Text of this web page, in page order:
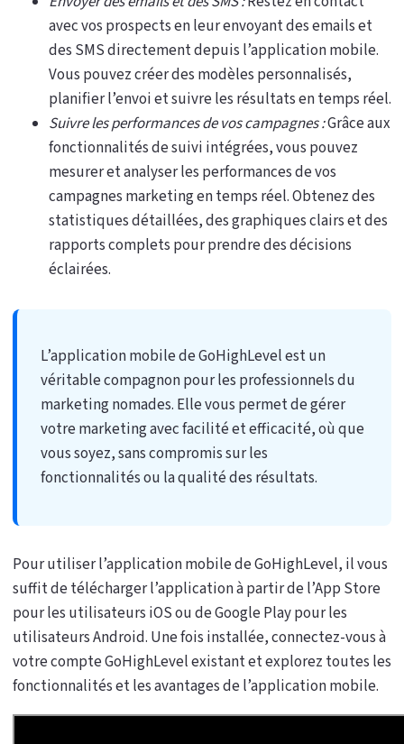
avec vos prospects en leur envoyant des emails et
des SMS directement depuis l’application mobile.
Vous pouvez créer des modèles personnalisés,
planifier l’envoi et suivre les résultats en temps réel.
Suivre les performances de vos campagnes :Grâce aux
fonctionnalités de suivi intégrées, vous pouvez
mesurer et analyser les performances de vos
campagnes marketing en temps réel. Obtenez des
statistiques détaillées, des graphiques clairs et des
rapports complets pour prendre des décisions
éclairées.
L’application mobile de GoHighLevel est un
véritable compagnon pour les professionnels du
marketing nomades. Elle vous permet de gérer
votre marketing avec facilité et efficacité, où que
vous soyez, sans compromis sur les
fonctionnalités ou la qualité des résultats.
Pour utiliser l’application mobile de GoHighLevel, il vous
suffit de télécharger l’application à partir de l’App Store
pour les utilisateurs iOS ou de Google Play pour les
utilisateurs Android. Une fois installée, connectez-vous à
votre compte GoHighLevel existant et explorez toutes les
fonctionnalités et les avantages de l’application mobile.